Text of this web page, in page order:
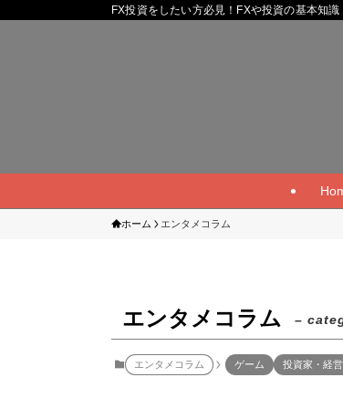
FX投資をしたい方必見！FXや投資の基本知
ホーム エンタメコラム
エンタメコラム –
エンタメコラム ゲーム 投資家・経